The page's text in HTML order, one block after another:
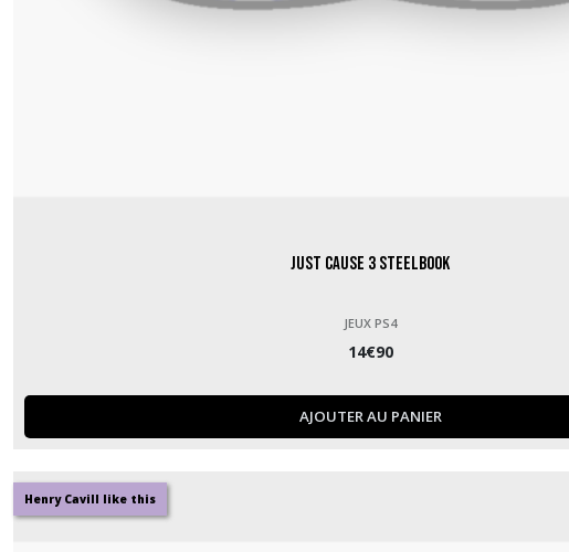
Just Cause 3 Steelbook
JEUX PS4
14€90
AJOUTER AU PANIER
Henry Cavill like this